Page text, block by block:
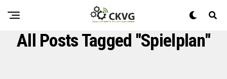
All Posts Tagged "Spielplan"